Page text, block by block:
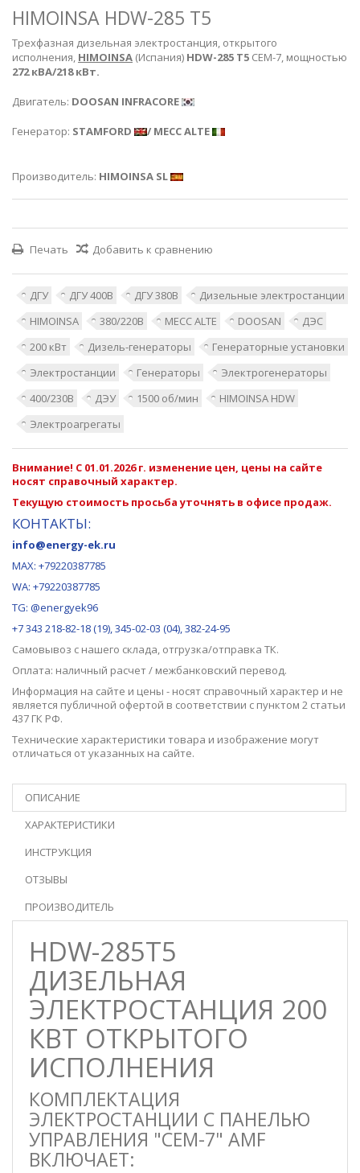
HIMOINSA HDW-285 T5
Трехфазная дизельная электростанция, открытого
исполнения, HIMOINSA (Испания) HDW-285 T5 CEM-7, мощностью
272 кВА/218 кВт.
Двигатель: DOOSAN INFRACORE
Генератор: STAMFORD / MECC ALTE
Производитель: HIMOINSA SL
Печать Добавить к сравнению
ДГУ ДГУ 400В ДГУ 380В
Дизельные электростанции
HIMOINSA
380/220В MECC ALTE DOOSAN
ДЭС
200 кВт
Дизель-генераторы
Генераторные установки
Электростанции
Генераторы
Электрогенераторы
400/230В
ДЭУ 1500 об/мин
HIMOINSA HDW
Электроагрегаты
Внимание! С 01.01.2026 г. изменение цен, цены на сайте
носят справочный характер.
Текущую стоимость просьба уточнять в офисе продаж.
КОНТАКТЫ:
info@energy-ek.ru
MAX: +79220387785
WA: +79220387785
TG: @energyek96
+7 343 218-82-18 (19), 345-02-03 (04), 382-24-95
Самовывоз с нашего склада, отгрузка/отправка ТК.
Оплата: наличный расчет / межбанковский перевод.
Информация на сайте и цены - носят справочный характер и не
является публичной офертой в соответствии с пунктом 2 статьи
437 ГК РФ.
Технические характеристики товара и изображение могут
отличаться от указанных на сайте.
ОПИСАНИЕ
ХАРАКТЕРИСТИКИ
ИНСТРУКЦИЯ
ОТЗЫВЫ
ПРОИЗВОДИТЕЛЬ
HDW-285T5
ДИЗЕЛЬНАЯ
ЭЛЕКТРОСТАНЦИЯ 200
КВТ ОТКРЫТОГО
ИСПОЛНЕНИЯ
КОМПЛЕКТАЦИЯ
ЭЛЕКТРОСТАНЦИИ С ПАНЕЛЬЮ
УПРАВЛЕНИЯ "CEM-7" AMF
ВКЛЮЧАЕТ: